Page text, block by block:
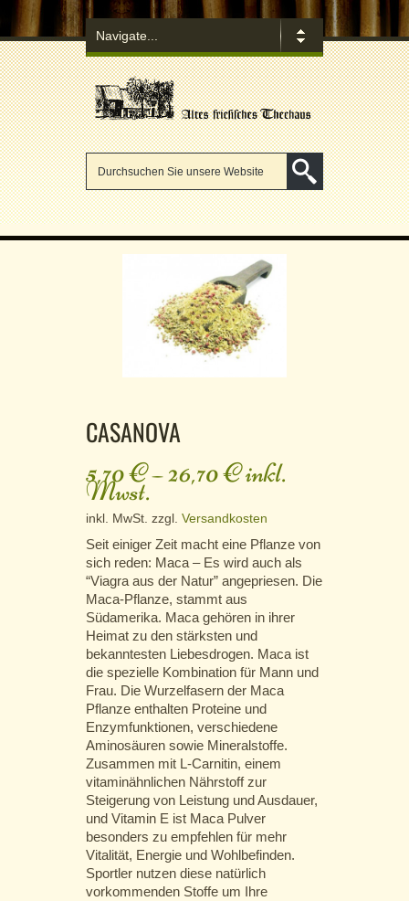
CASANOVA
5,70€–26,70€inkl.
Mwst.
inkl. MwSt. zzgl. Versandkosten
Seit einiger Zeit macht eine Pflanze von
sich reden: Maca – Es wird auch als
“Viagra aus der Natur” angepriesen. Die
Maca-Pflanze, stammt aus
Südamerika. Maca gehören in ihrer
Heimat zu den stärksten und
bekanntesten Liebesdrogen. Maca ist
die spezielle Kombination für Mann und
Frau. Die Wurzelfasern der Maca
Pflanze enthalten Proteine und
Enzymfunktionen, verschiedene
Aminosäuren sowie Mineralstoffe.
Zusammen mit L-Carnitin, einem
vitaminähnlichen Nährstoff zur
Steigerung von Leistung und Ausdauer,
und Vitamin E ist Maca Pulver
besonders zu empfehlen für mehr
Vitalität, Energie und Wohlbefinden.
Sportler nutzen diese natürlich
vorkommenden Stoffe um Ihre